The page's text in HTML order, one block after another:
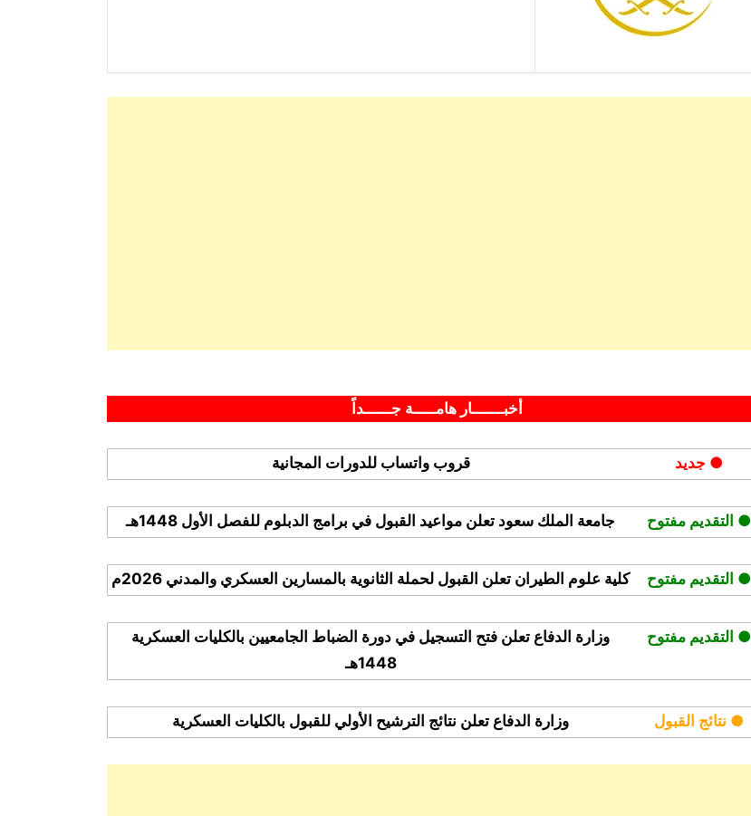
كاتريون
للتموين
أمنية
لحملة
الثانوية
فأعلى
أخبـــــــار هامـــــة جــــــداً
● جديد قروب واتساب للدورات المجانية
● التقديم مفتوح جامعة الملك سعود تعلن مواعيد القبول في برامج الدبلوم للفصل الأول 1448هـ
● التقديم مفتوح كلية علوم الطيران تعلن القبول لحملة الثانوية بالمسارين العسكري والمدني 2026م
● التقديم مفتوح
وزارة الدفاع تعلن فتح التسجيل في دورة الضباط الجامعيين بالكليات العسكرية
1448هـ
● نتائج القبول وزارة الدفاع تعلن نتائج الترشيح الأولي للقبول بالكليات العسكرية